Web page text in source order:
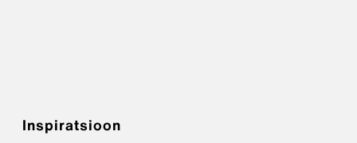
Inspiratsioon